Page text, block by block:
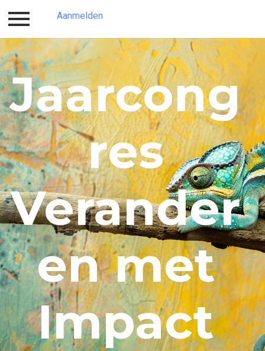
Aanmelden
Jaarcong
res
Verander
en met
Impact